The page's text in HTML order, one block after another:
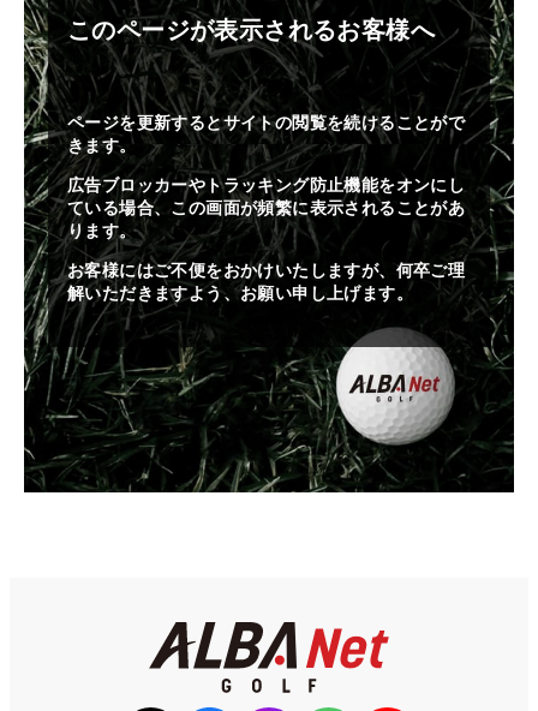
このページが表示されるお客様へ
ページを更新するとサイトの閲覧を続けることがで
きます。
広告ブロッカーやトラッキング防止機能をオンにし
ている場合、この画面が頻繁に表示されることがあ
ります。
お客様にはご不便をおかけいたしますが、何卒ご理
解いただきますよう、お願い申し上げます。